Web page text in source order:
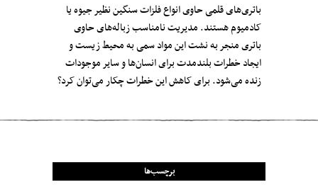
باتری‌های قلمی حاوی انواع فلزات سنگین نظیر جیوه یا
کادمیوم هستند. مدیریت نامناسب زباله‌های حاوی
باتری منجر به نشت این مواد سمی به محیط زیست و
ایجاد خطرات بلندمدت برای انسان‌ها و سایر موجودات
زنده می‌شود. برای کاهش این خطرات چکار می‌توان کرد؟
برچسب‌ها